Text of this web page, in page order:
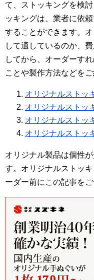
て、ストッキングを検
ッキングは、業者に依
することができます。
して適しているのか、
してから、オーダーす
ことや製作方法などをご
オリジナルストッ
オリジナルストッ
オリジナルストッ
オリジナルストッ
オリジナル製品は個性
す。オリジナルストッ
ーダー前にこの記事をご